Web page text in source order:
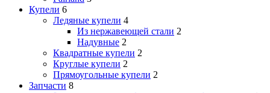
Купели 6
Ледяные купели 4
Из нержавеющей стали 2
Надувные 2
Квадратные купели 2
Круглые купели 2
Прямоугольные купели 2
Запчасти 8